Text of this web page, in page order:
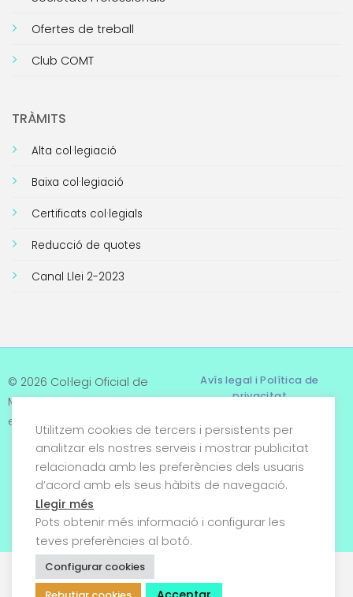
Ofertes de treball
Club COMT
TRÀMITS
Alta col·legiació
Baixa col·legiació
Certificats col·legials
Reducció de quotes
Canal Llei 2-2023
© 2026 Col·legi Oficial de
Metges de Tarragona. Tots
els drets reservats
Avís legal i Política de
privacitat
Termes i condicions
Política de cookies
Utilitzem cookies de tercers i persistents per
analitzar els nostres serveis i mostrar publicitat
relacionada amb les preferències dels usuaris
d’acord amb els seus hàbits de navegació.
Llegir més
Pots obtenir més informació i configurar les
teves preferències al botó.
Configurar cookies